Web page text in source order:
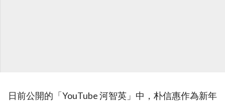
日前公開的「YouTube 河智英」中，朴信惠作為新年